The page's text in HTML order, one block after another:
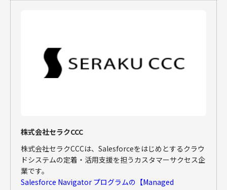
株式会社セラクCCC
株式会社セラクCCCは、Salesforceをはじめとするクラウ
ドシステムの定着・活用支援を担うカスタマーサクセス企
業です。
Salesforce Navigator プログラムの【Managed